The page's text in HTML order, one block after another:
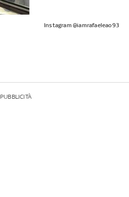
Instagram @iamrafaeleao93
PUBBLICITÀ